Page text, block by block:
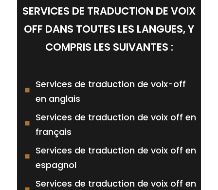
qu'aucune partie de la vidéo, aussi
insignifiante qu'elle puisse paraître à
première vue, ne soit oubliée.
traduit à nos doubleurs pour qu'ils le
lisent et se fassent une idée du ton
requis par le sujet. Nous commençons
tout de suite à enregistrer, en
utilisant les équipements les plus
SERVICES DE TRADUCTION DE VOIX
OFF DANS TOUTES LES LANGUES, Y
COMPRIS LES SUIVANTES :
Services de traduction de voix-off
en anglais
Services de traduction de voix off en
français
Services de traduction de voix off en
espagnol
Services de traduction de voix off en